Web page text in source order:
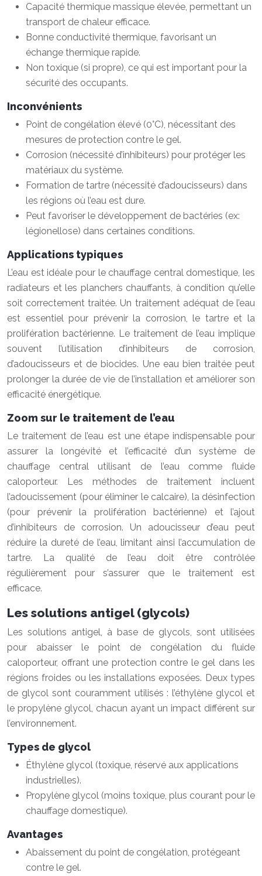
Capacité thermique massique élevée, permettant un
transport de chaleur efficace.
Bonne conductivité thermique, favorisant un
échange thermique rapide.
Non toxique (si propre), ce qui est important pour la
sécurité des occupants.
Inconvénients
Point de congélation élevé (0°C), nécessitant des
mesures de protection contre le gel.
Corrosion (nécessité d’inhibiteurs) pour protéger les
matériaux du système.
Formation de tartre (nécessité d’adoucisseurs) dans
les régions où l’eau est dure.
Peut favoriser le développement de bactéries (ex:
légionellose) dans certaines conditions.
Applications typiques
L’eau est idéale pour le chauffage central domestique, les
radiateurs et les planchers chauffants, à condition qu’elle
soit correctement traitée. Un traitement adéquat de l’eau
est essentiel pour prévenir la corrosion, le tartre et la
prolifération bactérienne. Le traitement de l’eau implique
souvent l’utilisation d’inhibiteurs de corrosion,
d’adoucisseurs et de biocides. Une eau bien traitée peut
prolonger la durée de vie de l’installation et améliorer son
efficacité énergétique.
Zoom sur le traitement de l’eau
Le traitement de l’eau est une étape indispensable pour
assurer la longévité et l’efficacité d’un système de
chauffage central utilisant de l’eau comme fluide
caloporteur. Les méthodes de traitement incluent
l’adoucissement (pour éliminer le calcaire), la désinfection
(pour prévenir la prolifération bactérienne) et l’ajout
d’inhibiteurs de corrosion. Un adoucisseur d’eau peut
réduire la dureté de l’eau, limitant ainsi l’accumulation de
tartre. La qualité de l’eau doit être contrôlée
régulièrement pour s’assurer que le traitement est
efficace.
Les solutions antigel (glycols)
Les solutions antigel, à base de glycols, sont utilisées
pour abaisser le point de congélation du fluide
caloporteur, offrant une protection contre le gel dans les
régions froides ou les installations exposées. Deux types
de glycol sont couramment utilisés : l’éthylène glycol et
le propylène glycol, chacun ayant un impact différent sur
l’environnement.
Types de glycol
Éthylène glycol (toxique, réservé aux applications
industrielles).
Propylène glycol (moins toxique, plus courant pour le
chauffage domestique).
Avantages
Abaissement du point de congélation, protégeant
contre le gel.